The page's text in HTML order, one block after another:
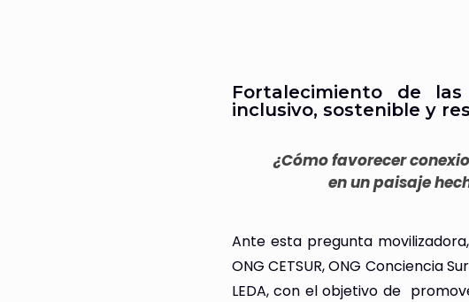
Fortalecimiento de
inclusivo, sostenible y
¿Cómo favorecer
en un paisaje
Ante esta pregunta
ONG CETSUR, ONG Conciencia
LEDA, con el objetivo de